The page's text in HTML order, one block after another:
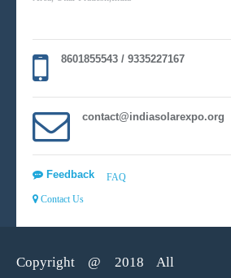
8601855543 / 9335227167
contact@indiasolarexpo.org
Feedback
FAQ
Contact Us
Copyright @ 2018 All